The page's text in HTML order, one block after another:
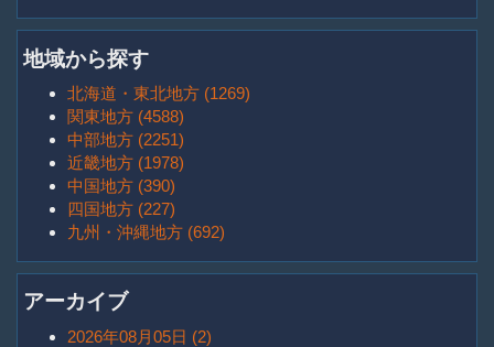
地域から探す
北海道・東北地方 (1269)
関東地方 (4588)
中部地方 (2251)
近畿地方 (1978)
中国地方 (390)
四国地方 (227)
九州・沖縄地方 (692)
アーカイブ
2026年08月05日 (2)